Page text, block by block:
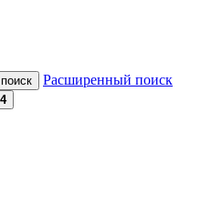
Расширенный поиск